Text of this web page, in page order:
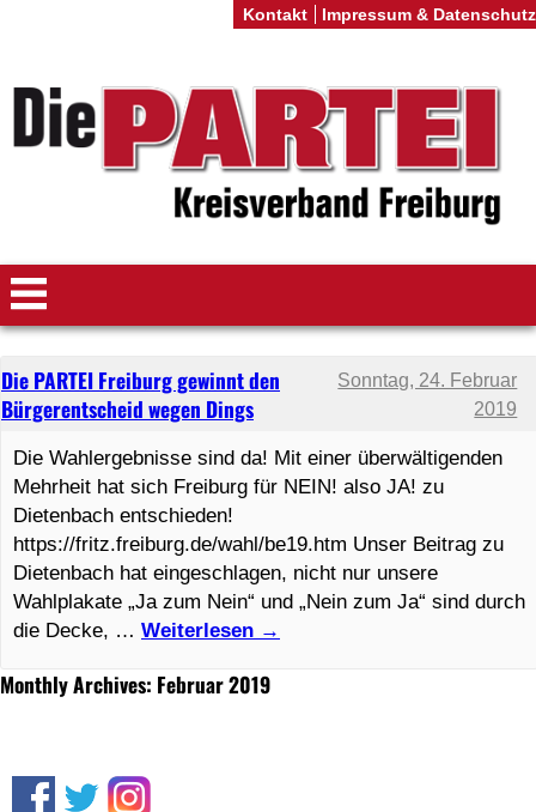
Monthly Archives: Februar 2019
Die PARTEI Freiburg gewinnt den
Bürgerentscheid wegen Dings
Sonntag, 24. Februar
2019
Die Wahlergebnisse sind da! Mit einer überwältigenden
Mehrheit hat sich Freiburg für NEIN! also JA! zu
Dietenbach entschieden!
https://fritz.freiburg.de/wahl/be19.htm Unser Beitrag zu
Dietenbach hat eingeschlagen, nicht nur unsere
Wahlplakate „Ja zum Nein“ und „Nein zum Ja“ sind durch
die Decke, … Weiterlesen →
Kontakt Impressum & Datenschutz